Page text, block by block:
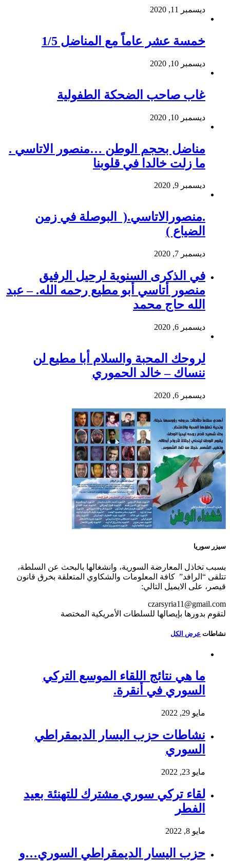
ديسمبر 11, 2020
خمسة عشر عاماً مع المناضل 1/5
ديسمبر 10, 2020
غاب صاحب الضحكة الطفولية
ديسمبر 10, 2020
مناضل بحجم الوطن …منصور الاتاسي .
ما زلت خالدا في قلوبنا
ديسمبر 9, 2020
.منصورالاتاسي.( البوصلة في زمن
الضياع )
ديسمبر 7, 2020
في الذكرى السنوية لرحيل الرفيق
منصور أتاسي أبو مطيع رحمه الله. – عبد
الله حاج محمد
ديسمبر 6, 2020
لروحك المحبة والسلام أبا مطيع لن
ننساك – خالد الحموري
ديسمبر 6, 2020
سيزر سوريا
بسبب تخاذل المعارضة السورية، وانشغالها بالبحث عن السلطة،
تتلقى “الرافد” كافة المعلومات والشكاوي المتعلقة بخرق قانون
قيصر، على الايميل التالي:
czarsyria11@gmail.com
لتقوم بدورها بإيصالها للسلطات الأمريكية المختصة
نشاطات عرض الكل
ما هي نتائج اللقاء الموسع التركي
السوري في أنقرة.
مايو 29, 2022
نشاطات حزب اليسار الديمقراطي
السوري
مايو 23, 2022
لقاء تركي سوري مشترك للتهنئة بعيد
الفطر
مايو 8, 2022
حزب اليسار الديمقراطي السوري…و